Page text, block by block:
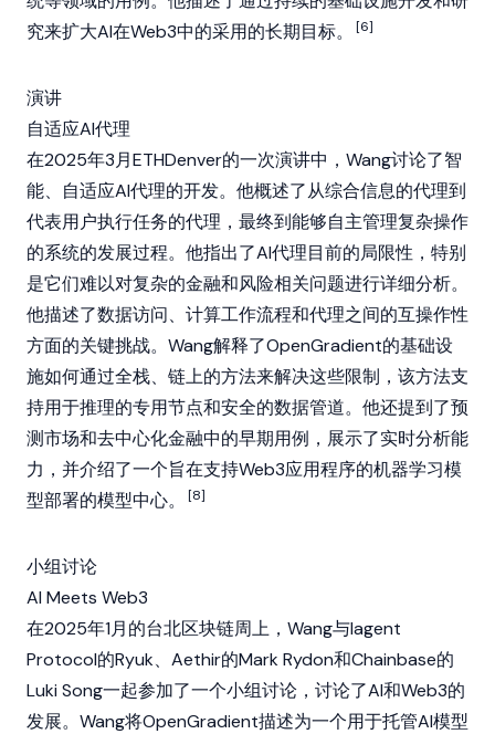
究来扩大AI在Web3中的采用的长期目标。 [6]
演讲
自适应AI代理
在2025年3月ETHDenver的一次演讲中，Wang讨论了智
能、自适应AI代理的开发。他概述了从综合信息的代理到
代表用户执行任务的代理，最终到能够自主管理复杂操作
的系统的发展过程。他指出了AI代理目前的局限性，特别
是它们难以对复杂的金融和风险相关问题进行详细分析。
他描述了数据访问、计算工作流程和代理之间的互操作性
方面的关键挑战。Wang解释了OpenGradient的基础设
施如何通过全栈、链上的方法来解决这些限制，该方法支
持用于推理的专用节点和安全的数据管道。他还提到了预
测市场和去中心化金融中的早期用例，展示了实时分析能
力，并介绍了一个旨在支持Web3应用程序的机器学习模
型部署的模型中心。
[8]
小组讨论
AI Meets Web3
在2025年1月的台北区块链周上，Wang与Iagent
Protocol的Ryuk、 Aethir的Mark Rydon和Chainbase的
Luki Song一起参加了一个小组讨论，讨论了AI和Web3的
发展。Wang将OpenGradient描述为一个用于托管AI模型